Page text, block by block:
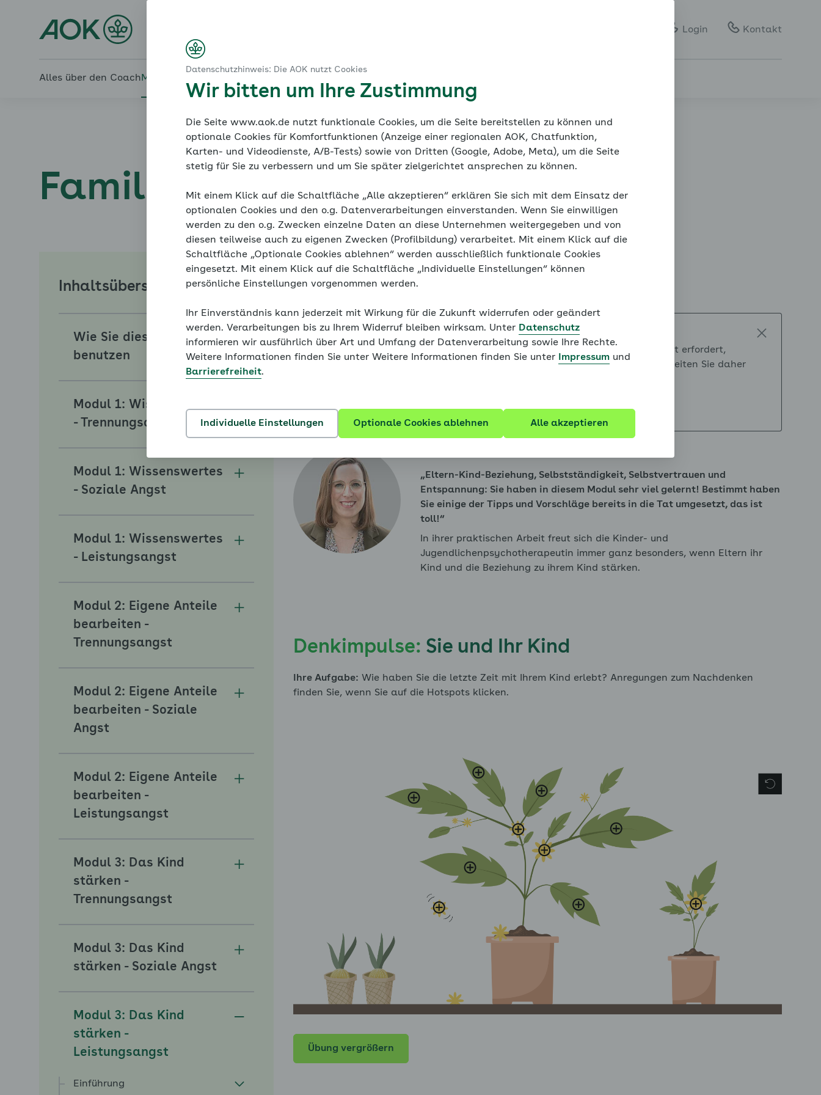
Gebärdensprache
Leichte Sprache
Login Kontakt
Alles über den Coach Mein Coach
Modul 3: Das Kind stärken - Leistungsangst
Zusammenfassung
Familiencoach Kinderängste
Zusammenfassung
Das nehmen Sie mit
Sie befinden sich außerhalb der empfohlenen Reihenfolge. Unser Konzept erfordert,
dass alle vorangegangenen Grundlagen bearbeitet werden. Bitte bearbeiten Sie daher
Weiter mit:Wann hilft mir der Coach?
Dr. Julia Adam
Eltern-Kind-Beziehung, Selbstständigkeit, Selbstvertrauen und
Entspannung: Sie haben in diesem Modul sehr viel gelernt! Bestimmt haben
Sie einige der Tipps und Vorschläge bereits in die Tat umgesetzt, das ist
toll!
In ihrer praktischen Arbeit freut sich die Kinder- und
Jugendlichenpsychotherapeutin immer ganz besonders, wenn Eltern ihr
Kind und die Beziehung zu ihrem Kind stärken.
Denkimpulse: Sie und Ihr Kind
Ihre Aufgabe: Wie haben Sie die letzte Zeit mit Ihrem Kind erlebt? Anregungen zum Nachdenken
finden Sie, wenn Sie auf die Hotspots klicken.
Übung vergrößern
Inhaltsübersicht
Wie Sie diesen Coach
benutzen
Untermenü für Wie Sie diesen Coach benutzen ausklappen
Modul 1: Wissenswertes
- Trennungsangst
Untermenü für Modul 1: Wissenswertes - Trennungsangst ausklappen
Modul 1: Wissenswertes
- Soziale Angst
Untermenü für Modul 1: Wissenswertes - Soziale Angst ausklappen
Modul 1: Wissenswertes
- Leistungsangst
Untermenü für Modul 1: Wissenswertes - Leistungsangst ausklappen
Modul 2: Eigene Anteile
bearbeiten -
Trennungsangst
Modul 2: Eigene Anteile
bearbeiten - Soziale
Angst
Modul 2: Eigene Anteile
bearbeiten -
Leistungsangst
Untermenü für Modul 2: Eigene Anteile bearbeiten - Leistungsangst ausklappen
Modul 3: Das Kind
stärken -
Trennungsangst
Untermenü für Modul 3: Das Kind stärken - Trennungsangst ausklappen
Modul 3: Das Kind
stärken - Soziale Angst
Untermenü für Modul 3: Das Kind stärken - Soziale Angst ausklappen
Modul 3: Das Kind
stärken -
Leistungsangst
Einführung
Datenschutzhinweis: Die AOK nutzt Cookies
Wir bitten um Ihre Zustimmung
Die Seite www.aok.de nutzt funktionale Cookies, um die Seite bereitstellen zu können und
optionale Cookies für Komfortfunktionen (Anzeige einer regionalen AOK, Chatfunktion,
Karten- und Videodienste, A/B-Tests) sowie von Dritten (Google, Adobe, Meta), um die Seite
stetig für Sie zu verbessern und um Sie später zielgerichtet ansprechen zu können.
Mit einem Klick auf die Schaltfläche „Alle akzeptieren“ erklären Sie sich mit dem Einsatz der
optionalen Cookies und den o.g. Datenverarbeitungen einverstanden. Wenn Sie einwilligen
werden zu den o.g. Zwecken einzelne Daten an diese Unternehmen weitergegeben und von
diesen teilweise auch zu eigenen Zwecken (Profilbildung) verarbeitet. Mit einem Klick auf die
Schaltfläche „Optionale Cookies ablehnen“ werden ausschließlich funktionale Cookies
eingesetzt. Mit einem Klick auf die Schaltfläche „Individuelle Einstellungen“ können
persönliche Einstellungen vorgenommen werden.
Ihr Einverständnis kann jederzeit mit Wirkung für die Zukunft widerrufen oder geändert
werden. Verarbeitungen bis zu Ihrem Widerruf bleiben wirksam. Unter Datenschutz
informieren wir ausführlich über Art und Umfang der Datenverarbeitung sowie Ihre Rechte.
Weitere Informationen finden Sie unter Weitere Informationen finden Sie unter
Impressum und
Barrierefreiheit.
Individuelle Einstellungen Optionale Cookies ablehnen Alle akzeptieren